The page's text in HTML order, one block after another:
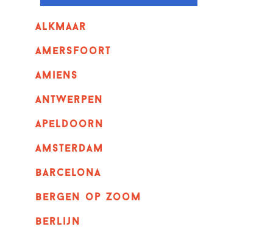
alkmaar
amersfoort
amiens
Antwerpen
apeldoorn
Amsterdam
barcelona
bergen op zoom
berlijn